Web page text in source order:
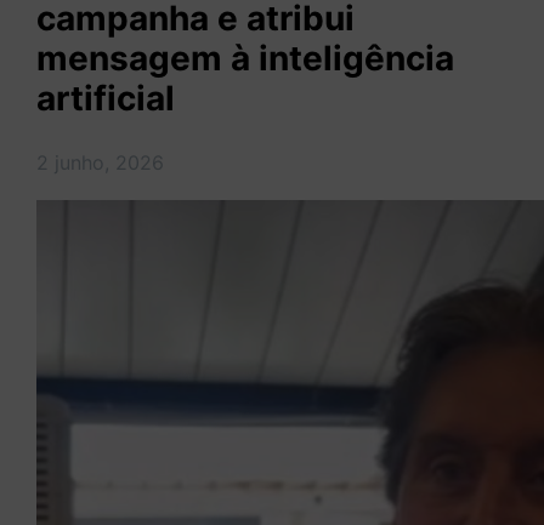
campanha e atribui
mensagem à inteligência
artificial
2 junho, 2026